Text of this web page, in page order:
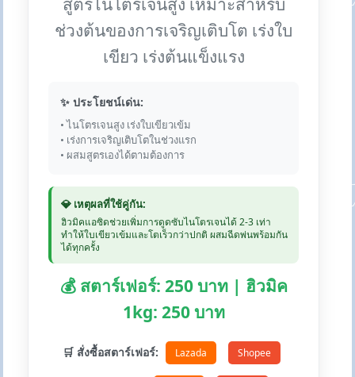
ช่วงต้นของการเจริญเติบโต เร่งใบ
เขียว เร่งต้นแข็งแรง
✨ ประโยชน์เด่น:
• ไนโตรเจนสูง เร่งใบเขียวเข้ม
• เร่งการเจริญเติบโตในช่วงแรก
• ผสมสูตรเองได้ตามต้องการ
💎 เหตุผลที่ใช้คู่กัน:
ฮิวมิคแอซิดช่วยเพิ่มการดูดซับไนโตรเจนได้ 2-3 เท่า
ทำให้ใบเขียวเข้มและโตเร็วกว่าปกติ ผสมฉีดพ่นพร้อมกัน
ได้ทุกครั้ง
💰 สตาร์เฟอร์: 250 บาท | ฮิวมิค
1kg: 250 บาท
🛒 สั่งซื้อสตาร์เฟอร์: Lazada Shopee